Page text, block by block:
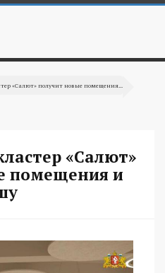
«Салют» получит новые помещения...
«Салют»
помещения и